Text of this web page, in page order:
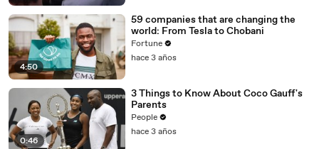
4:50
59 companies that are changing the
world: From Tesla to Chobani
Fortune
hace 3 años
0:46
3 Things to Know About Coco Gauff's
Parents
People
hace 3 años